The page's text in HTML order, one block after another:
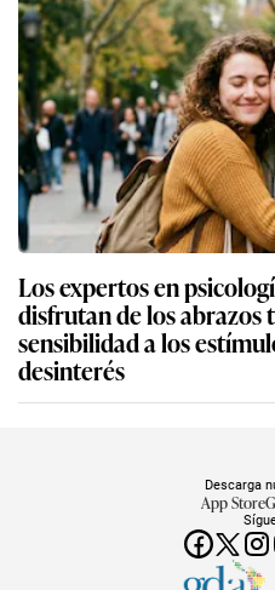
Los expertos en
disfrutan de los abrazos
sensibilidad a los
desinterés
Descarga
App Store